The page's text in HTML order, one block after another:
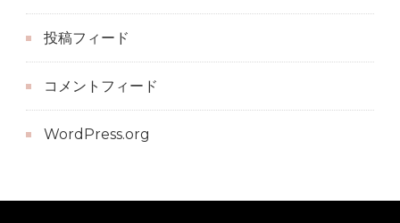
投稿フィード
コメントフィード
WordPress.org